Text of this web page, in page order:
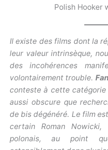
Polish Hooker
Il existe des films dont la
leur valeur intrinsèque,
des incohérences
volontairement trouble.
conteste à cette catégorie
aussi obscure que
de bis dégénéré. Le film
certain Roman Nowicki,
polonais, au point